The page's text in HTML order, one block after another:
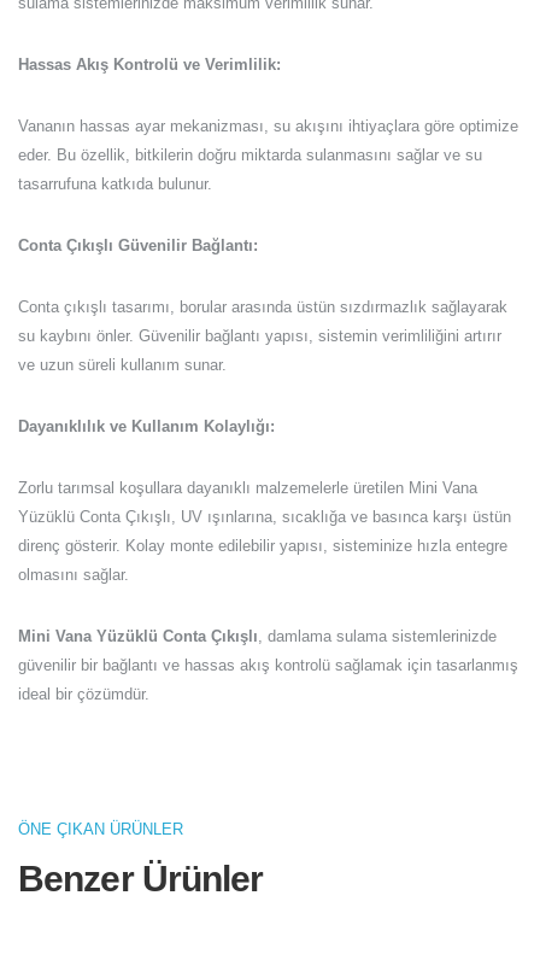
Hassas Akış Kontrolü ve Verimlilik:
Vananın hassas ayar mekanizması, su akışını ihtiyaçlara göre optimize
eder. Bu özellik, bitkilerin doğru miktarda sulanmasını sağlar ve su
tasarrufuna katkıda bulunur.
Conta Çıkışlı Güvenilir Bağlantı:
Conta çıkışlı tasarımı, borular arasında üstün sızdırmazlık sağlayarak
su kaybını önler. Güvenilir bağlantı yapısı, sistemin verimliliğini artırır
ve uzun süreli kullanım sunar.
Dayanıklılık ve Kullanım Kolaylığı:
Zorlu tarımsal koşullara dayanıklı malzemelerle üretilen Mini Vana
Yüzüklü Conta Çıkışlı, UV ışınlarına, sıcaklığa ve basınca karşı üstün
direnç gösterir. Kolay monte edilebilir yapısı, sisteminize hızla entegre
olmasını sağlar.
Mini Vana Yüzüklü Conta Çıkışlı , damlama sulama sistemlerinizde
güvenilir bir bağlantı ve hassas akış kontrolü sağlamak için tasarlanmış
ideal bir çözümdür.
ÖNE ÇIKAN ÜRÜNLER
Benzer Ürünler